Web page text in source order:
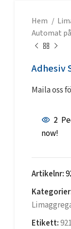
Hem
Automat
Adhesiv
Maila oss
2
now!
Artikelnr:
Etikett: